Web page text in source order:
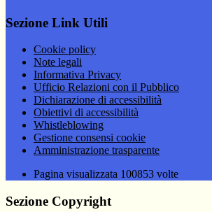
Sezione Link Utili
Cookie policy
Note legali
Informativa Privacy
Ufficio Relazioni con il Pubblico
Dichiarazione di accessibilità
Obiettivi di accessibilità
Whistleblowing
Gestione consensi cookie
Amministrazione trasparente
Pagina visualizzata 100853 volte
Sezione Copyright